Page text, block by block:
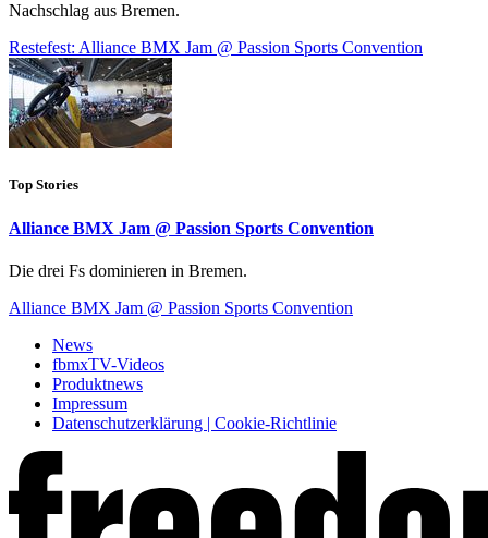
Nachschlag aus Bremen.
Restefest: Alliance BMX Jam @ Passion Sports Convention
Top Stories
Alliance BMX Jam @ Passion Sports Convention
Die drei Fs dominieren in Bremen.
Alliance BMX Jam @ Passion Sports Convention
News
fbmxTV-Videos
Produktnews
Impressum
Datenschutzerklärung | Cookie-Richtlinie